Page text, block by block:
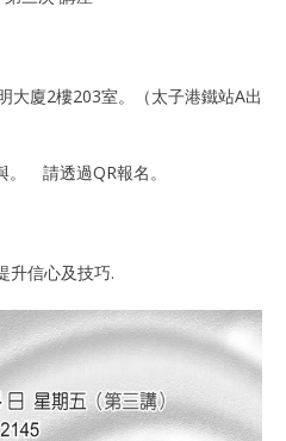
大廈2樓203室。（太子港鐵站A出
。 請透過QR報名。
升信心及技巧.